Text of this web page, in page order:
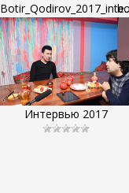
Интервью 2017